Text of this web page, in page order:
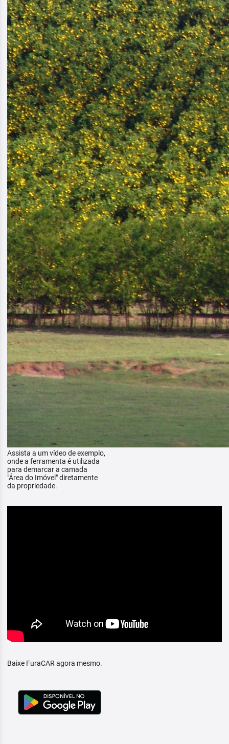
Assista a um vídeo de exemplo,
onde a ferramenta é utilizada
para demarcar a camada
"Área do Imóvel" diretamente
da propriedade.
Baixe FuraCAR agora mesmo.